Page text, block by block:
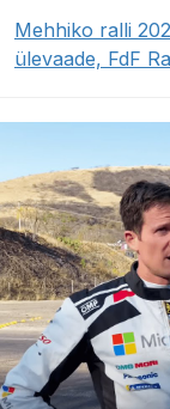
Mehhiko ralli
ülevaade, FdF